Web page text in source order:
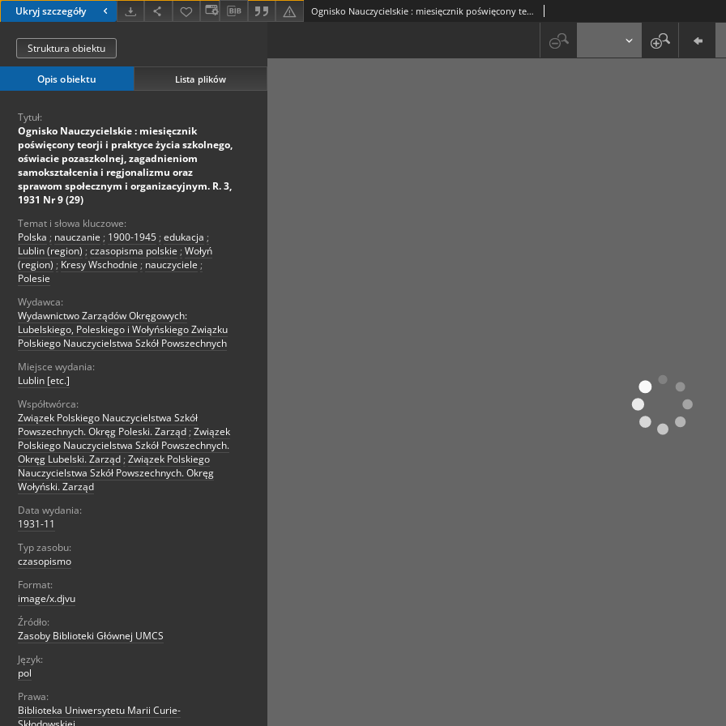
Ukryj szczegóły Ognisko Nauczycielskie : miesięcznik poświęcony teorji i praktyce życia szkolnego, oświacie pozaszkolnej, zagadnieniom samokształcenia i regjonalizmu oraz sprawom społecznym i organizacyjnym. R. 3, 1931 Nr 9 (29)
Struktura obiektu
Opis obiektu Lista plików
Tytuł:
Ognisko Nauczycielskie : miesięcznik
poświęcony teorji i praktyce życia szkolnego,
oświacie pozaszkolnej, zagadnieniom
samokształcenia i regjonalizmu oraz
sprawom społecznym i organizacyjnym. R. 3,
1931 Nr 9 (29)
Temat i słowa kluczowe:
Polska ; nauczanie ; 1900-1945 ; edukacja ;
Lublin (region) ; czasopisma polskie ; Wołyń
(region) ; Kresy Wschodnie ; nauczyciele ;
Polesie
Wydawca:
Wydawnictwo Zarządów Okręgowych:
Lubelskiego, Poleskiego i Wołyńskiego Związku
Polskiego Nauczycielstwa Szkół Powszechnych
Miejsce wydania:
Lublin [etc.]
Współtwórca:
Związek Polskiego Nauczycielstwa Szkół
Powszechnych. Okręg Poleski. Zarząd ; Związek
Polskiego Nauczycielstwa Szkół Powszechnych.
Okręg Lubelski. Zarząd ; Związek Polskiego
Nauczycielstwa Szkół Powszechnych. Okręg
Wołyński. Zarząd
Data wydania:
1931-11
Typ zasobu:
czasopismo
Format:
image/x.djvu
Źródło:
Zasoby Biblioteki Głównej UMCS
Język:
pol
Prawa:
Biblioteka Uniwersytetu Marii Curie-